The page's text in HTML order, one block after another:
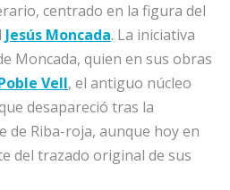
centrado en la figura del
Jesús Moncada. La iniciativa
Moncada, quien en sus obras
Vell, el antiguo núcleo
desapareció tras la
de Riba-roja, aunque hoy en
del trazado original de sus